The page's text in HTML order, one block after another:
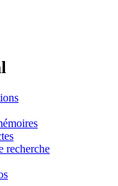
recherche